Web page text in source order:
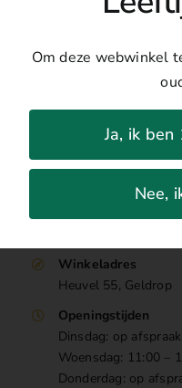
Contact
Winkeladres
Heuvel 55, Geldrop
Openingstijden
Dinsdag: op afspraak
Woensdag: 11:00 –
Donderdag: op
Om deze webwinkel
Ja, ik
Nee,